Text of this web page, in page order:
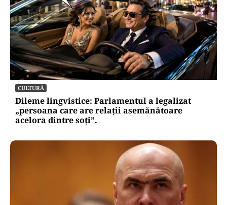
CULTURĂ
Dileme lingvistice: Parlamentul a legalizat
„persoana care are relații asemănătoare
acelora dintre soți”.